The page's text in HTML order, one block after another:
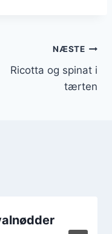
NÆSTE
Ricotta og spinat i
tærten